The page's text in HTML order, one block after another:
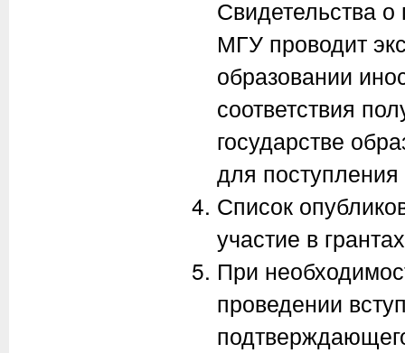
Свидетельства о
МГУ проводит
образовании
соответствия
государстве
для
Список
участие в
При
проведении